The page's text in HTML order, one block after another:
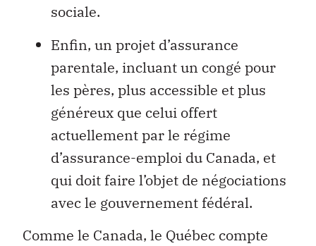
sociale.
Enfin, un projet d’assurance
parentale, incluant un congé pour
les pères, plus accessible et plus
généreux que celui offert
actuellement par le régime
d’assurance-emploi du Canada, et
qui doit faire l’objet de négociations
avec le gouvernement fédéral.
Comme le Canada, le Québec compte